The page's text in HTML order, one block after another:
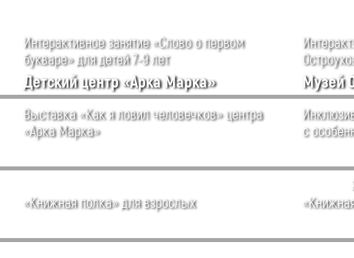
Интерактивное занятие «Слово о первом
букваре» для детей 7-9 лет
Детский центр «Арка Марка»
Выставка «Как я ловил человечков» центра
«Арка Марка»
Музей
с
«Книжная полка» для взрослых